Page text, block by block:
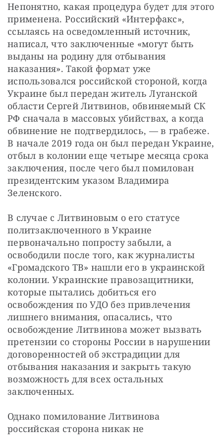
Непонятно, какая процедура будет для этого
применена. Российский «Интерфакс»,
ссылаясь на осведомленный источник,
написал, что заключенные «могут быть
выданы на родину для отбывания
наказания». Такой формат уже
использовался российской стороной, когда
Украине был передан житель Луганской
области Сергей Литвинов, обвиняемый СК
РФ сначала в массовых убийствах, а когда
обвинение не подтвердилось, — в грабеже.
В начале 2019 года он был передан Украине,
отбыл в колонии еще четыре месяца срока
заключения, после чего был помилован
президентским указом Владимира
Зеленского.
В случае с Литвиновым о его статусе
политзаключенного в Украине
первоначально попросту забыли, а
освободили после того, как журналисты
«Громадского ТВ» нашли его в украинской
колонии. Украинские правозащитники,
которые пытались добиться его
освобождения по УДО без привлечения
лишнего внимания, опасались, что
освобождение Литвинова может вызвать
претензии со стороны России в нарушении
договоренностей об экстрадиции для
отбывания наказания и закрыть такую
возможность для всех остальных
заключенных.
Однако помилование Литвинова
российская сторона никак не